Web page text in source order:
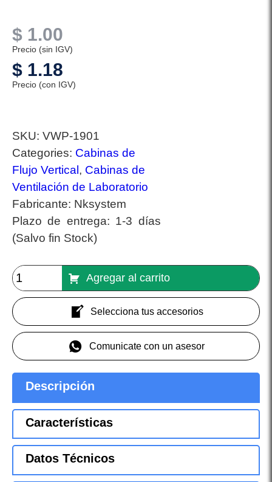
$ 1.00
Precio (sin IGV)
$ 1.18
Precio (con IGV)
SKU: VWP-1901
Categories: Cabinas de
Flujo Vertical , Cabinas de
Ventilación de Laboratorio
Fabricante: Nksystem
Plazo de entrega: 1-3 días
(Salvo fin Stock)
Agregar al carrito
Selecciona tus accesorios
Comunicate con un asesor
Descripción
Características
Datos Técnicos